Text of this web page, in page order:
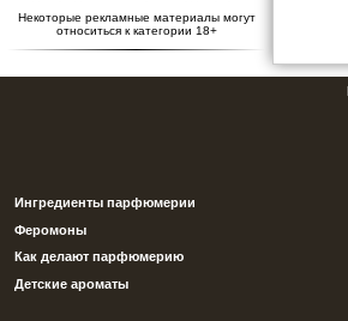
Некоторые рекламные материалы могут
относиться к категории 18+
Ингредиенты парфюмерии
Феромоны
Как делают парфюмерию
Детские ароматы